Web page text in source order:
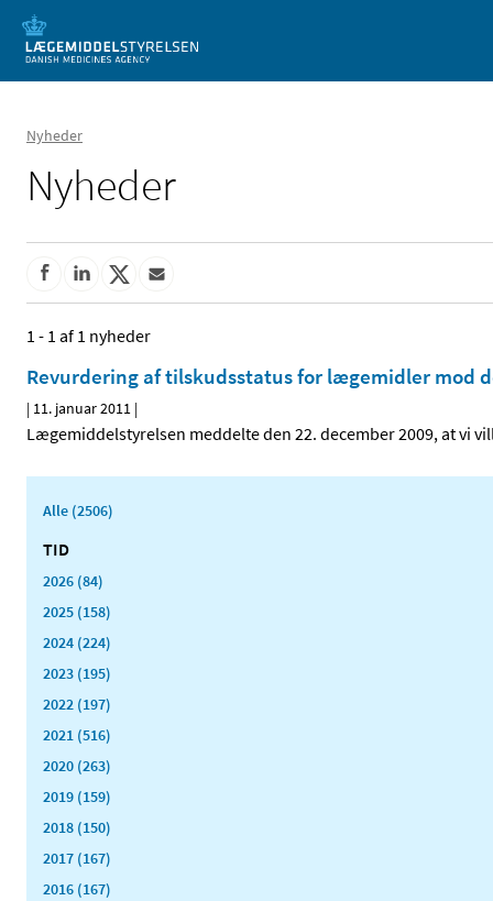
Mobil visning
Nyheder
Nyheder
1 - 1 af 1 nyheder
Revurdering af tilskudsstatus for lægemidler mod
| 11. januar 2011 |
Lægemiddelstyrelsen meddelte den 22. december 2009, at vi
Alle (2506)
TID
2026 (84)
2025 (158)
2024 (224)
2023 (195)
2022 (197)
2021 (516)
2020 (263)
2019 (159)
2018 (150)
2017 (167)
2016 (167)